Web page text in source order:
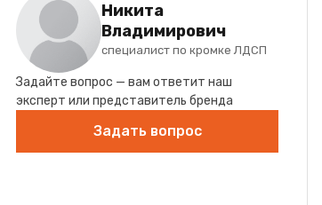
Никита
Владимирович
специалист по кромке ЛДСП
Задайте вопрос — вам ответит наш
эксперт или представитель бренда
Задать вопрос